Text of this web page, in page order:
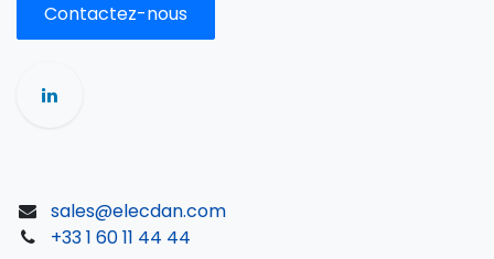
Contactez-nous
sales@elecdan.com
+33 1 60 11 44 44